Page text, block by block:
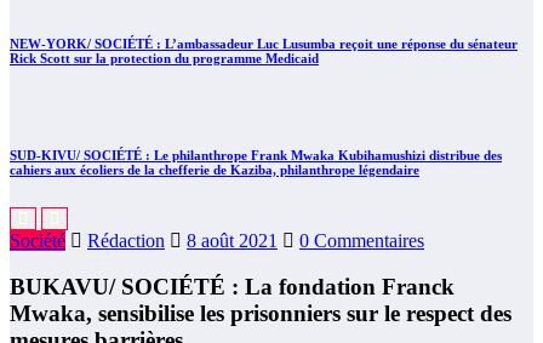
NEW-YORK/ SOCIÉTÉ : L’ambassadeur Luc Lusumba reçoit une réponse du sénateur
Rick Scott sur la protection du programme Medicaid
SUD-KIVU/ SOCIÉTÉ : Le philanthrope Frank Mwaka Kubihamushizi distribue des
cahiers aux écoliers de la chefferie de Kaziba, philanthrope légendaire
Société Rédaction 8 août 2021 0 Commentaires
BUKAVU/ SOCIÉTÉ : La fondation Franck
Mwaka, sensibilise les prisonniers sur le respect des